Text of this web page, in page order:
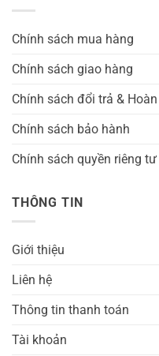
Chính sách mua hàng
Chính sách giao hàng
Chính sách đổi trả &
Chính sách bảo hành
Chính sách quyền riêng tư
THÔNG TIN
Giới thiệu
Liên hệ
Thông tin thanh toán
Tài khoản